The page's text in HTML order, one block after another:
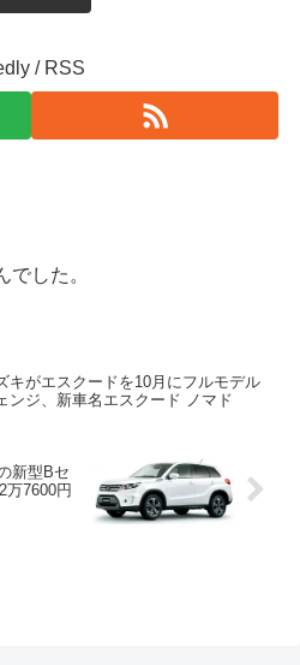
/ RSS
した。
キがエスクードを10月にフルモデル
ンジ、新車名エスクード ノマド
新型Bセ
万7600円